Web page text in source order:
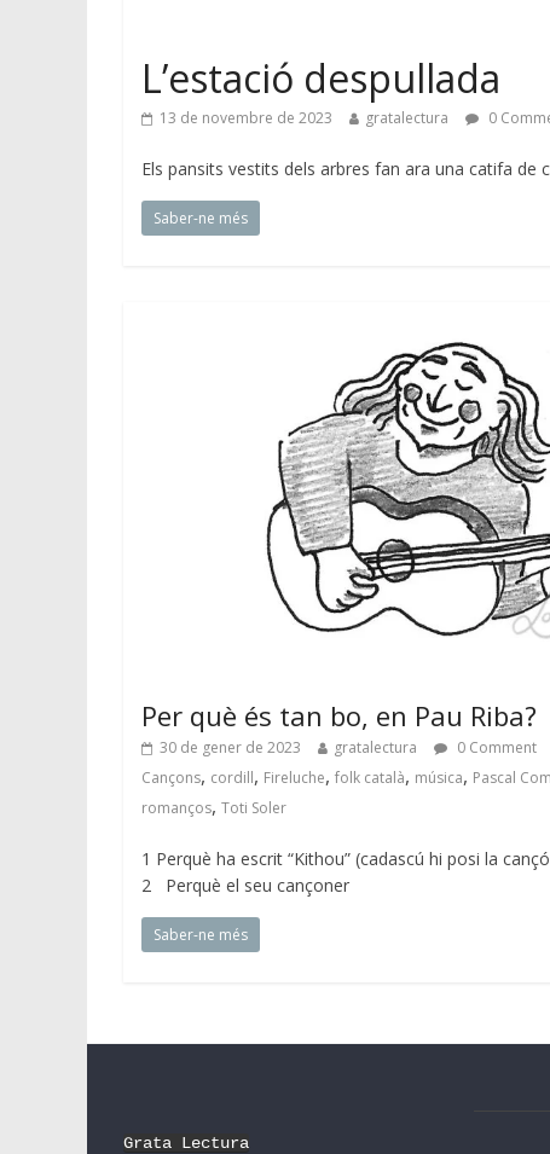
L’estació despullada
13 de novembre de 2023 gratalectura 0
Els pansits vestits dels arbres fan ara una catifa
Saber-ne més
Per què és tan bo, en Pau Riba?
30 de gener de 2023 gratalectura 0 Comment
Cançons, cordill, Fireluche, folk català, música, Pascal
romanços, Toti Soler
1 Perquè ha escrit “Kithou” (cadascú hi posi la
2 Perquè el seu cançoner
Saber-ne més
Grata Lectura